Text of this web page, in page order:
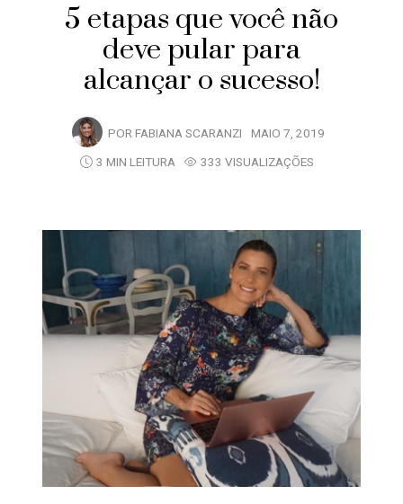
5 etapas que você não
deve pular para
alcançar o sucesso!
POR FABIANA SCARANZI MAIO 7, 2019
3 MIN LEITURA
333 VISUALIZAÇÕES